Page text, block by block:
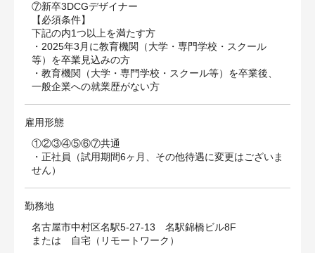
⑦新卒3DCGデザイナー
【必須条件】
下記の内1つ以上を満たす方
・2025年3月に教育機関（大学・専門学校・スクール
等）を卒業見込みの方
・教育機関（大学・専門学校・スクール等）を卒業後、
一般企業への就業歴がない方
雇用形態
①②③④⑤⑥⑦共通
・正社員（試用期間6ヶ月、その他待遇に変更はございま
せん）
勤務地
名古屋市中村区名駅5-27-13 名駅錦橋ビル8F
または 自宅（リモートワーク）